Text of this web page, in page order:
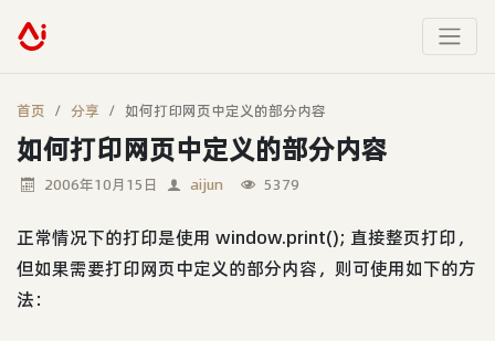
首页 分享 如何打印网页中定义的部分内容
如何打印网页中定义的部分内容
2006年10月15日 aijun 5379
正常情况下的打印是使用 window.print(); 直接整页打印，
但如果需要打印网页中定义的部分内容，则可使用如下的方
法：